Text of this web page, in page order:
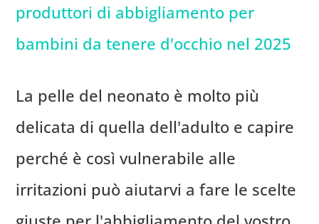
produttori di abbigliamento per
bambini da tenere d'occhio nel 2025
La pelle del neonato è molto più
delicata di quella dell'adulto e capire
perché è così vulnerabile alle
irritazioni può aiutarvi a fare le scelte